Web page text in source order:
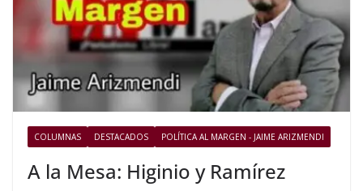
COLUMNAS DESTACADOS POLÍTICA AL MARGEN - JAIME ARIZMENDI
A la Mesa: Higinio y Ramírez